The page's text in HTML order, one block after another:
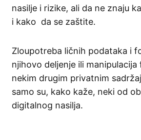
nasilje i rizike, ali da ne znaju
i kako da se zaštite.
Zloupotreba ličnih podataka i
njihovo deljenje ili
nekim drugim privatnim
samo su, kako kaže, neki od
digitalnog nasilja.